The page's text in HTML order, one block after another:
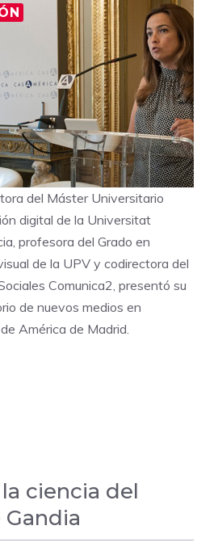
del Máster Universitario
digital de la Universitat
profesora del Grado en
de la UPV y codirectora del
Comunica2, presentó su
de nuevos medios en
América de Madrid.
ciencia del